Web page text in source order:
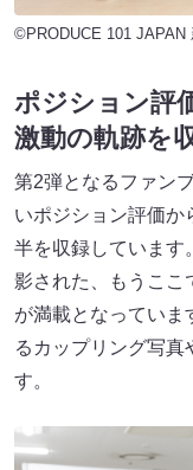
©PRODUCE 101 JAPAN
ポジション評
激動の軌跡を
第2弾となるファン
いポジション評価か
半を収録しています
影された、もうここ
が満載となっていま
るカップリング写
す。